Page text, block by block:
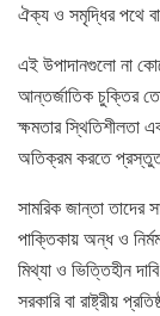
ঐক্য ও সমৃদ্ধির পথে
এই উপাদানগুলো না
আন্তর্জাতিক চুক্তির
ক্ষমতার স্থিতিশীলতা
অতিক্রম করতে
সামরিক জান্তা তাদের
পাক্তিকায় অন্ধ ও
মিথ্যা ও ভিত্তিহীন
সরকারি বা রাষ্ট্রীয়